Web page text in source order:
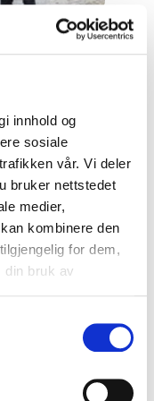
innhold og
sosiale
vår. Vi deler
bruker nettstedet
medier,
kombinere den
for dem,
din bruk av
deltaker som
å gjøre
spennende.